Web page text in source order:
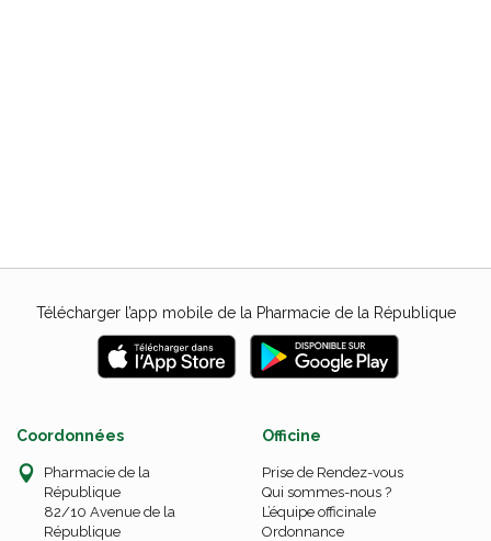
Télécharger l’app mobile de la Pharmacie de la République
Coordonnées
Pharmacie de la
République
82/10 Avenue de la
République
Officine
Prise de Rendez-vous
Qui sommes-nous ?
L’équipe officinale
Ordonnance